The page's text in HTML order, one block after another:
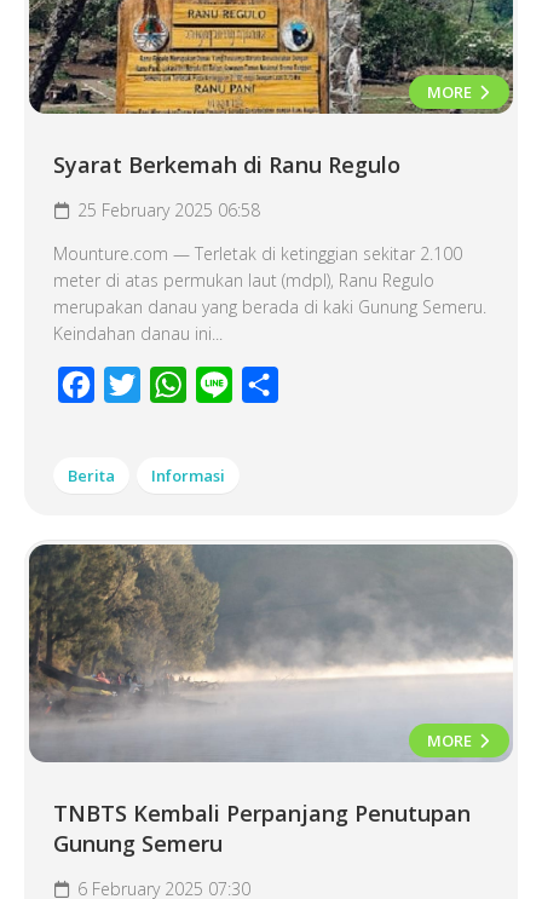
MORE
Syarat Berkemah di Ranu Regulo
25 February 2025 06:58
Mounture.com — Terletak di ketinggian sekitar 2.100
meter di atas permukan laut (mdpl), Ranu Regulo
merupakan danau yang berada di kaki Gunung Semeru.
Keindahan danau ini...
Facebook
Twitter WhatsApp
Line
Berita Informasi
MORE
TNBTS Kembali Perpanjang Penutupan
Gunung Semeru
6 February 2025 07:30